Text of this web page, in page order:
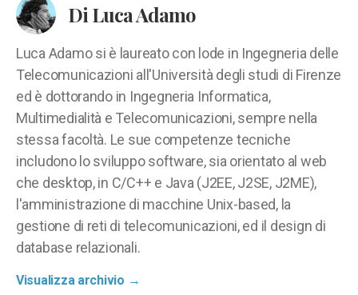
Di Luca Adamo
Luca Adamo si è laureato con lode in Ingegneria delle
Telecomunicazioni all'Università degli studi di Firenze
ed è dottorando in Ingegneria Informatica,
Multimedialità e Telecomunicazioni, sempre nella
stessa facoltà. Le sue competenze tecniche
includono lo sviluppo software, sia orientato al web
che desktop, in C/C++ e Java (J2EE, J2SE, J2ME),
l'amministrazione di macchine Unix-based, la
gestione di reti di telecomunicazioni, ed il design di
database relazionali.
Visualizza archivio →